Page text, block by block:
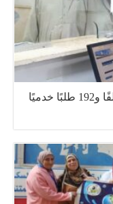
المراكز التكنولوجية بالشرقية تنجز 25 ألفًا و192 طلبًا خدميًا